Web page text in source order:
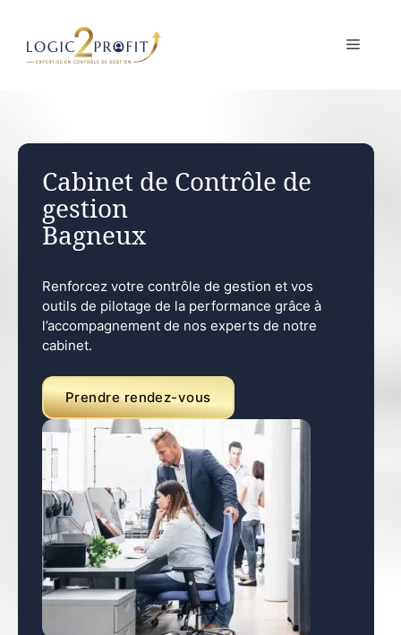
contenu
MENU
Cabinet de Contrôle de
gestion
Bagneux
Renforcez votre contrôle de gestion et vos
outils de pilotage de la performance grâce à
l’accompagnement de nos experts de notre
cabinet.
Prendre rendez-vous